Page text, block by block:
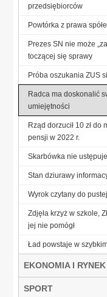
przedsiębiorców
Powtórka z prawa
Prezes SN nie może
toczącej się sprawy
Próba oszukania ZUS
Radca ma doskonalić
umiejętności
Rząd dorzucił 10 zł do
pensji w 2022 r.
Skarbówka nie
Stan dziurawy
Wyrok czytany do
Zdjęła krzyż w szkole,
jej nie pomógł
Ład powstaje w
EKONOMIA I RYNEK
SPORT